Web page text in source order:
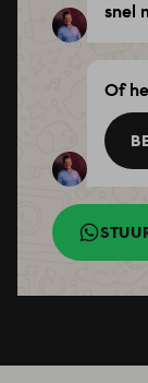
snel
Of